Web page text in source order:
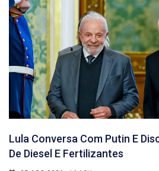
Lula Conversa Com Putin E
De Diesel E Fertilizantes